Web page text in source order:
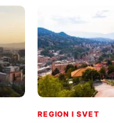
REGION I SVET